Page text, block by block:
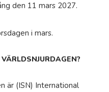
den 11 mars 2027.
i mars.
är (ISN) International